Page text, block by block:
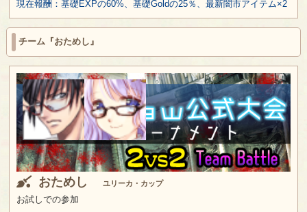
現在報酬：基礎EXPの60%、基礎Goldの25％、最新闇市アイテム×2
チーム『おためし』
おためし ユリーカ・カップ
お試しでの参加